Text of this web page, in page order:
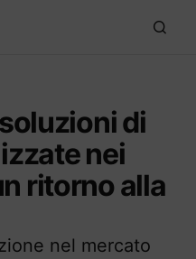
di
nei
ritorno alla
nel mercato